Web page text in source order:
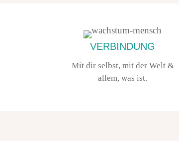
VERBINDUNG
Mit dir selbst, mit der Welt &
allem, was ist.